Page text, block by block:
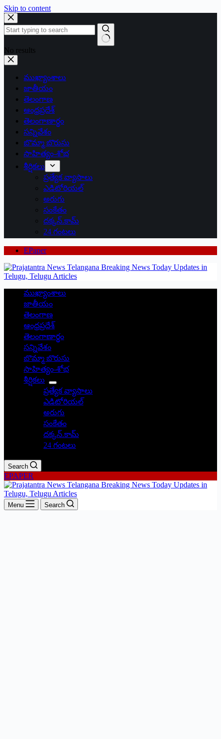
Skip to content
No results
ముఖ్యాంశాలు
జాతీయం
తెలంగాణ
ఆంధ్రప్రదేశ్
తెలంగాణార్థం
సన్నివేశం
బొమ్మా బొరుసు
సాహిత్యం-శోభ
శీర్షికలు
ప్రత్యేక వ్యాసాలు
ఎడిటోరియల్
అరుగు
సంకేతం
దక్కన్.కామ్
24 గంటలు
EPaper
ముఖ్యాంశాలు
జాతీయం
తెలంగాణ
ఆంధ్రప్రదేశ్
తెలంగాణార్థం
సన్నివేశం
బొమ్మా బొరుసు
సాహిత్యం-శోభ
శీర్షికలు
ప్రత్యేక వ్యాసాలు
ఎడిటోరియల్
అరుగు
సంకేతం
దక్కన్.కామ్
24 గంటలు
Search
EPAPER
Menu Search